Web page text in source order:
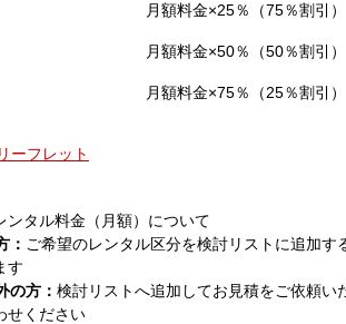
月額料金×25％（75％割引）
月額料金×50％（50％割引）
月額料金×75％（25％割引）
ーフレット
タル料金（月額）について
： ご希望のレンタル区分を検討リストに追加
す
の方： 検討リストへ追加してお見積をご依頼い
せください